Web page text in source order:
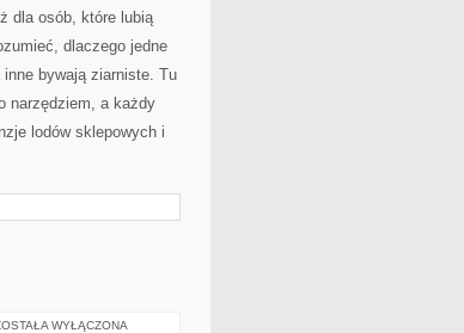
dla osób, które lubią
dlaczego jedne
bywają ziarniste. Tu
narzędziem, a każdy
lodów sklepowych i
WYŁĄCZONA